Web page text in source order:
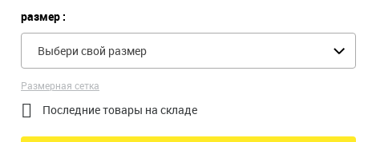
размер :
Выбери свой размер
Размерная сетка
 Последние товары на складе